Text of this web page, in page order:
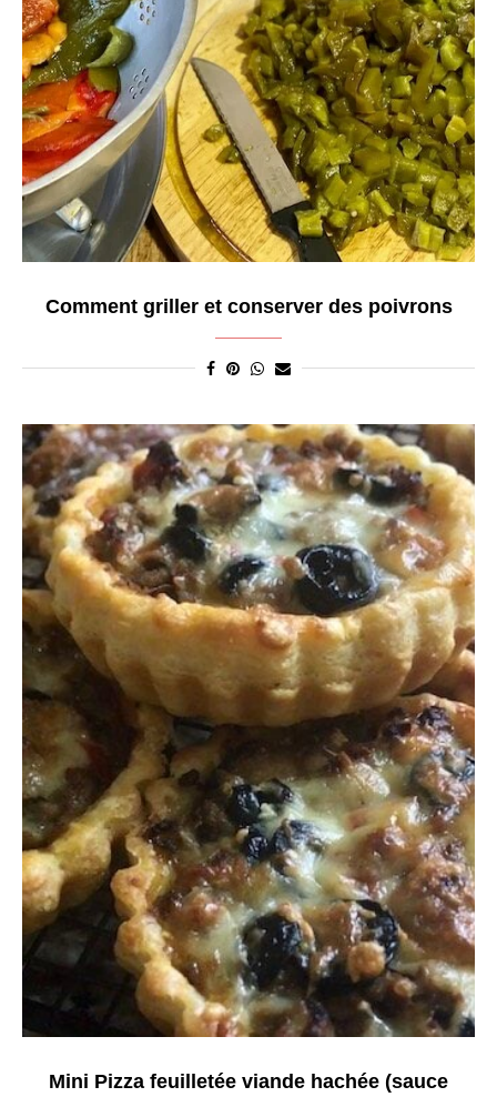
Comment griller et conserver des poivrons
Mini Pizza feuilletée viande hachée (sauce